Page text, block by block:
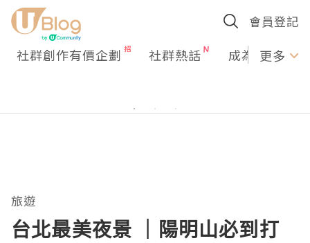
會員登記
社群創作有價企劃 社群熱話 成為U更多
旅遊
台北最美夜景 ｜陽明山必到打